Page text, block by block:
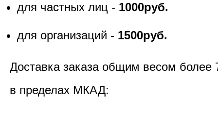
для частных лиц - 1000руб.
для организаций - 1500руб.
Доставка заказа общим весом более
в пределах МКАД: